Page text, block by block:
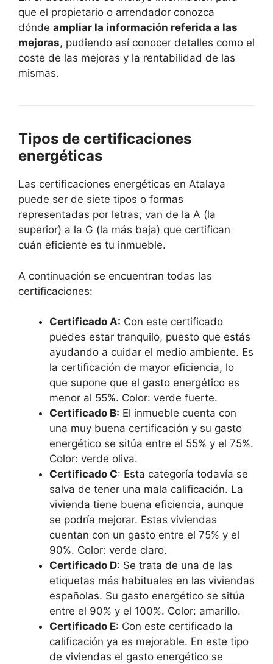
que el propietario o arrendador conozca
dónde ampliar la información referida a las
mejoras, pudiendo así conocer detalles como el
coste de las mejoras y la rentabilidad de las
mismas.
Tipos de certificaciones
energéticas
Las certificaciones energéticas en Atalaya
puede ser de siete tipos o formas
representadas por letras, van de la A (la
superior) a la G (la más baja) que certifican
cuán eficiente es tu inmueble.
A continuación se encuentran todas las
certificaciones:
Certificado A: Con este certificado
puedes estar tranquilo, puesto que estás
ayudando a cuidar el medio ambiente. Es
la certificación de mayor eficiencia, lo
que supone que el gasto energético es
menor al 55%. Color: verde fuerte.
Certificado B: El inmueble cuenta con
una muy buena certificación y su gasto
energético se sitúa entre el 55% y el 75%.
Color: verde oliva.
Certificado C: Esta categoría todavía se
salva de tener una mala calificación. La
vivienda tiene buena eficiencia, aunque
se podría mejorar. Estas viviendas
cuentan con un gasto entre el 75% y el
90%. Color: verde claro.
Certificado D: Se trata de una de las
etiquetas más habituales en las viviendas
españolas. Su gasto energético se sitúa
entre el 90% y el 100%. Color: amarillo.
Certificado E: Con este certificado la
calificación ya es mejorable. En este tipo
de viviendas el gasto energético se